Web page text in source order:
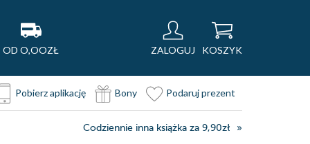
OD O,OOZŁ ZALOGUJ KOSZYK
Pobierz aplikację Bony Podaruj prezent
Codziennie inna książka za 9,90zł